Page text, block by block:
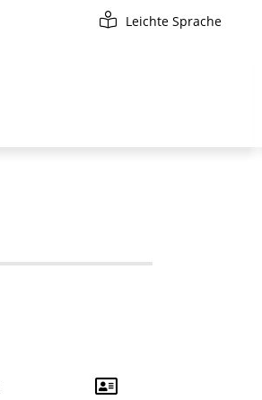
Leichte Sprache